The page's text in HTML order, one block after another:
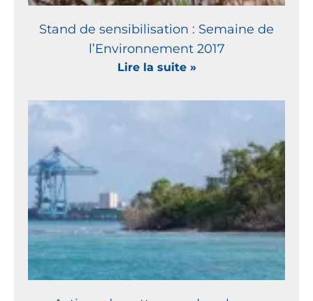
Stand de sensibilisation : Semaine de
l’Environnement 2017
Lire la suite »